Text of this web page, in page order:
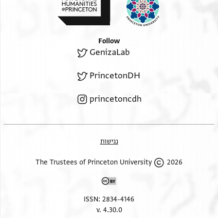
פאנה לא יגד כהף ומקצד אלא באב
אללה תעאלי ובאבכם
Follow
GenizaLab
PrincetonDH
princetoncdh
נגישות
2026 The Trustees of Princeton University
ISSN: 2834-4146
v. 4.30.0